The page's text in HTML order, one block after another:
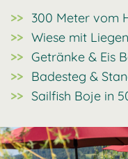
300 Meter vom
Wiese mit
Getränke & Eis
Badesteg &
Sailfish Boje in